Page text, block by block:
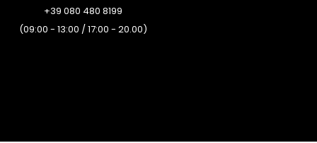
+39 080 480 8199
(09:00 - 13:00 / 17:00 - 20.00)